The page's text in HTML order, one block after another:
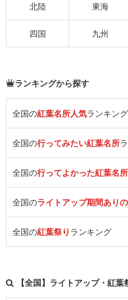
北陸 東海
四国 九州
ランキングから探す
全国の紅葉名所人気ランキング
全国の行ってみたい紅葉名所
全国の行ってよかった紅葉名所
全国のライトアップ期間あり
全国の紅葉祭り ランキング
【全国】ライトアップ・紅